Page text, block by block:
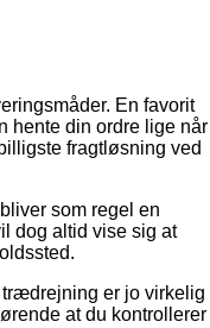
En favorit
hente din ordre lige når
fragtløsning ved
som regel en
dog altid vise sig at
er jo virkelig
at du kontrollerer